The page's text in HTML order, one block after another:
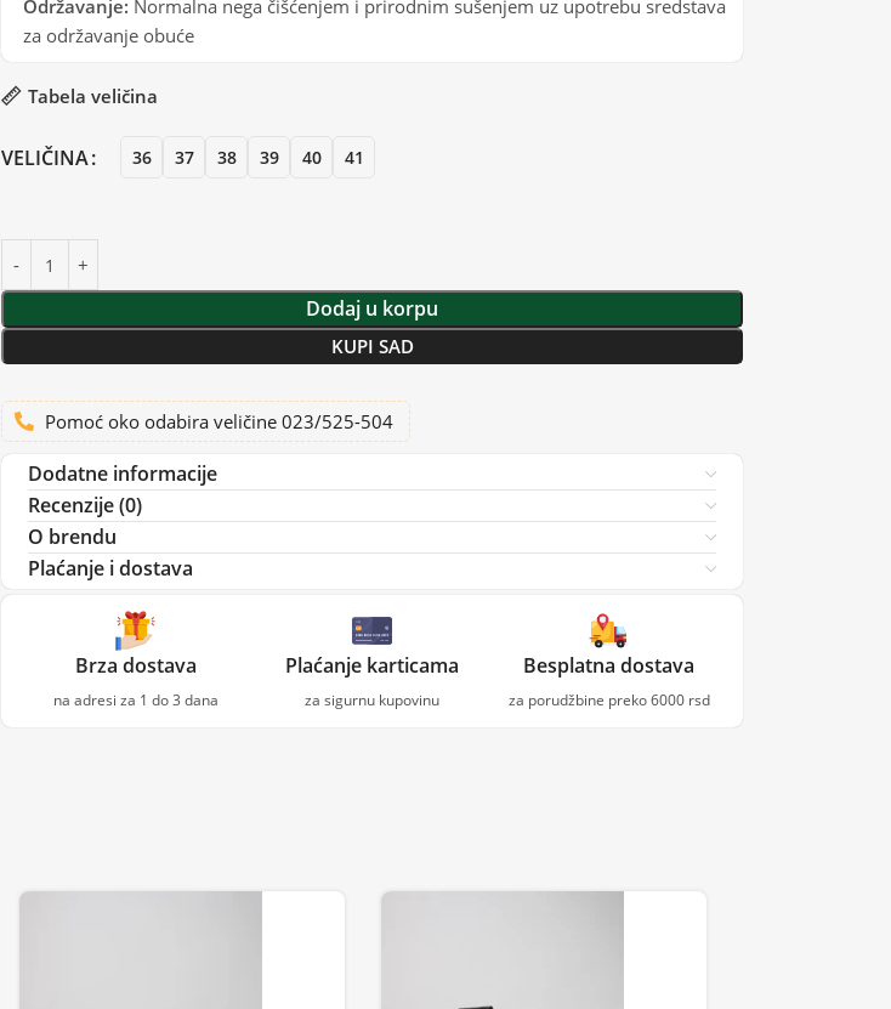
Održavanje: Normalna nega čišćenjem i prirodnim sušenjem uz upotrebu sredstava
za održavanje obuće
Tabela veličina
VELIČINA 36 37 38 39 40 41
Dodaj u korpu
KUPI SAD
Pomoć oko odabira veličine 023/525-504
Dodatne informacije
Recenzije (0)
O brendu
Plaćanje i dostava
Brza dostava
na adresi za 1 do 3 dana
Plaćanje karticama
za sigurnu kupovinu
Besplatna dostava
za porudžbine preko 6000 rsd